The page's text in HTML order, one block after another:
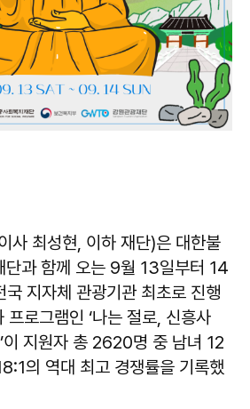
사 최성현, 이하 재단)은 대한불
단과 함께 오는 9월 13일부터 14
지자체 관광기관 최초로 진행
로그램인 ‘나는 절로, 신흥사
지원자 총 2620명 중 남녀 12
의 역대 최고 경쟁률을 기록했